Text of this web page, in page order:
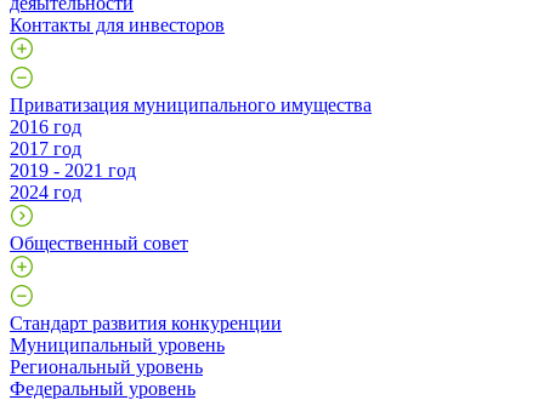
Контакты для инвесторов
Приватизация муниципального имущества
2016 год
2017 год
2019 - 2021 год
2024 год
Общественный совет
Стандарт развития конкуренции
Муниципальный уровень
Региональный уровень
Федеральный уровень